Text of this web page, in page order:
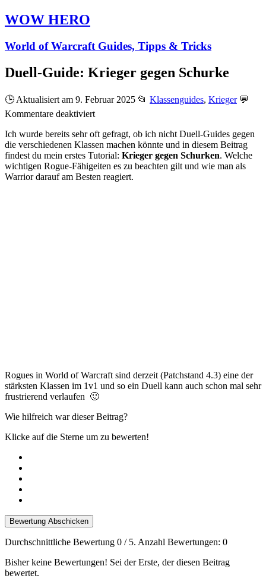
WOW HERO
World of Warcraft Guides, Tipps & Tricks
Duell-Guide: Krieger gegen Schurke
🕒 Aktualisiert am 9. Februar 2025 📂 Klassenguides, Krieger 💬
Kommentare deaktiviertfür
Guide:
Krieger
gegen
Schurke
Ich wurde bereits sehr oft gefragt, ob ich nicht Duell-Guides gegen
die verschiedenen Klassen machen könnte und in diesem Beitrag
findest du mein erstes Tutorial: Krieger gegen Schurken. Welche
wichtigen Rogue-Fähigeiten es zu beachten gilt und wie man als
Warrior darauf am Besten reagiert.
Rogues in World of Warcraft sind derzeit (Patchstand 4.3) eine der
stärksten Klassen im 1v1 und so ein Duell kann auch schon mal sehr
frustrierend verlaufen 🙂
Wie hilfreich war dieser Beitrag?
Klicke auf die Sterne um zu bewerten!
Bewertung Abschicken
Durchschnittliche Bewertung 0 / 5. Anzahl Bewertungen: 0
Bisher keine Bewertungen! Sei der Erste, der diesen Beitrag
bewertet.